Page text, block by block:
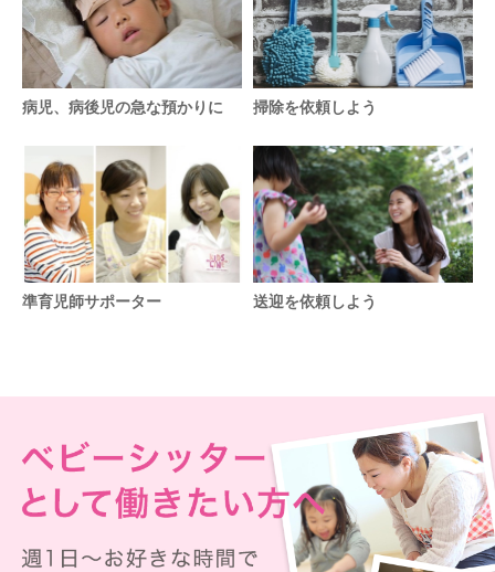
病児、病後児の急な預かりに 掃除を依頼しよう
準育児師サポーター 送迎を依頼しよう